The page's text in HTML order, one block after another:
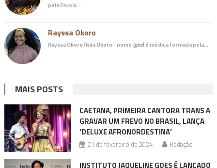
pela Escola…
Rayssa Okoro
Rayssa Okoro (Ada Okoro - nome igbo) é médicaformada pela…
MAIS POSTS
CAETANA, PRIMEIRA CANTORA TRANS A
GRAVAR UM FREVO NO BRASIL, LANÇA
‘DELUXE AFRONORDESTINA’
21 de fevereiro de 2024 Redação
INSTITUTO JAQUELINE GOES É LANÇADO